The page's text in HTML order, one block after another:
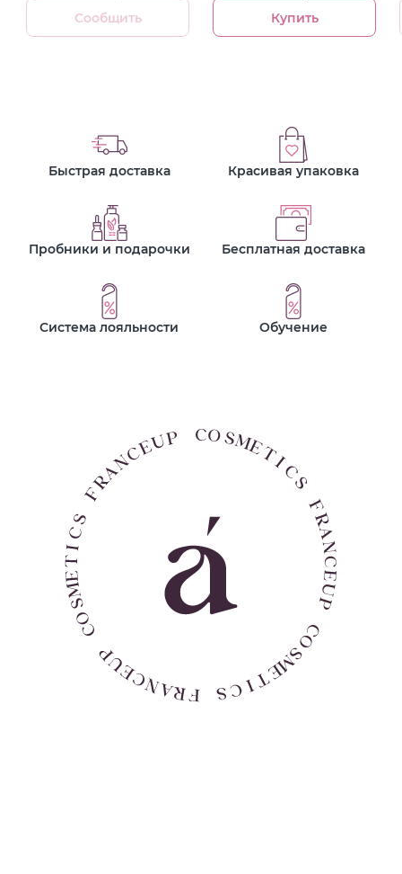
Сообщить Купить
Быстрая доставка Красивая упаковка
Пробники и подарочки Бесплатная доставка
Система лояльности Обучение